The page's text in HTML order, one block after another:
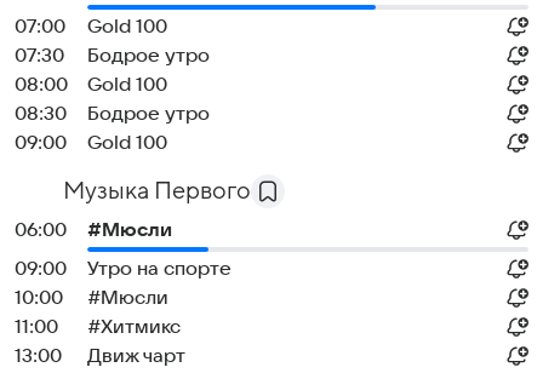
07:00
Gold 100
07:30
Бодрое утро
08:00
Gold 100
08:30
Бодрое утро
09:00
Gold 100
Музыка Первого
06:00
#Мюсли
09:00
Утро на спорте
10:00
#Мюсли
11:00
#Хитмикс
13:00
Движ чарт